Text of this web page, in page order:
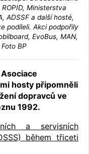
Ministerstva
ADSSF a další hosté,
podíleli. Akci podpořily
EvoBus, MAN,
BP
hosty připomněli
dopravců ve
1992.
a servisních
během třiceti